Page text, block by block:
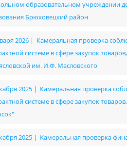
образовательном учреждении
Брюховецкий район
2026 | Камеральная проверка
системе в сфере закупок
им. И.Ф. Масловского
2025 | Камеральная проверка
системе в сфере закупок
2025 | Камеральная проверка